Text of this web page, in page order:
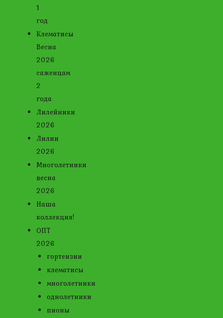
1
год
Клематисы
Весна
2026
саженцам
2
года
Лилейники
2026
Лилии
2026
Многолетники
весна
2026
Наша
коллекция!
ОПТ
2026
гортензии
клематисы
многолетники
однолетники
пионы